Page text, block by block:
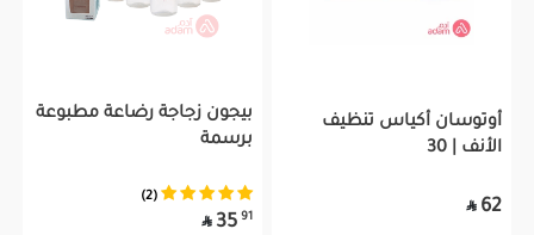
أوتوسان أكياس تنظيف
الأنف | 30
62

بيجون زجاجة رضاعة مطبوعة
برسمة
(2)
91
35
